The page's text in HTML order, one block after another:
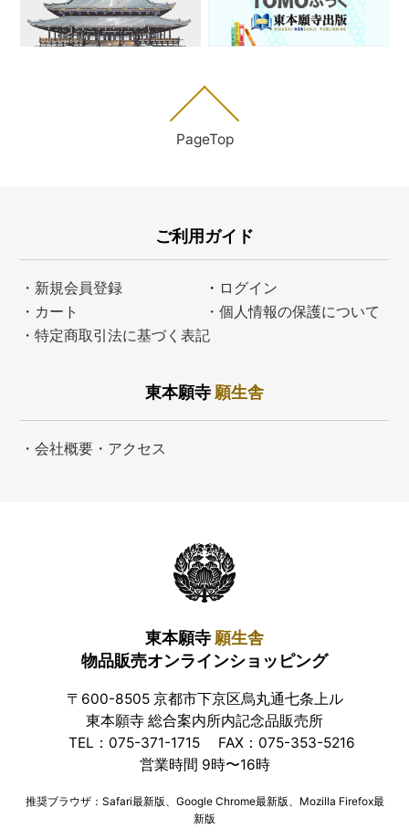
PageTop
ご利用ガイド
・新規会員登録 ・ ログイン
・カート
・個人情報の保護について
・特定商取引法に基づく表記
東本願寺 願生舎
・会社概要・アクセス
東本願寺願生舎
物品販売オンラインショッピング
〒600-8505 京都市下京区烏丸通七条上ル
東本願寺 総合案内所内記念品販売所
TEL：075-371-1715
FAX：075-353-5216
営業時間 9時〜16時
推奨ブラウザ：Safari最新版、Google Chrome最新版、Mozilla Firefox最
新版